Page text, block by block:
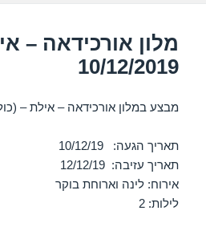
מלון אורכידאה –
10/12/2019
מבצע במלון אורכידאה – אילת –
תאריך הגעה: 10/12/19
תאריך עזיבה: 12/12/19
אירוח: לינה וארוחת בוקר
לילות: 2